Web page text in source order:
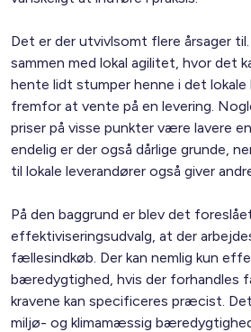
Det er der utvivlsomt flere årsager
sammen med lokal agilitet, hvor det
hente lidt stumper henne i det lokale
fremfor at vente på en levering.
priser på visse punkter være lavere
endelig er der også dårlige grunde,
til lokale leverandører også giver
På den baggrund er blev det
effektiviseringsudvalg, at der
fællesindkøb. Der kan nemlig kun
bæredygtighed, hvis der forhandles
kravene kan specificeres præcist.
miljø- og klimamæssig